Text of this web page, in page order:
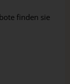
finden sie